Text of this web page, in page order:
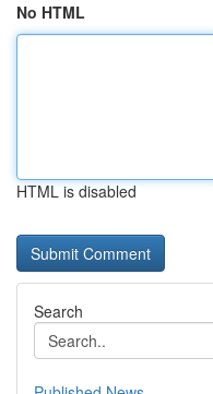
No HTML
HTML is disabled
Search